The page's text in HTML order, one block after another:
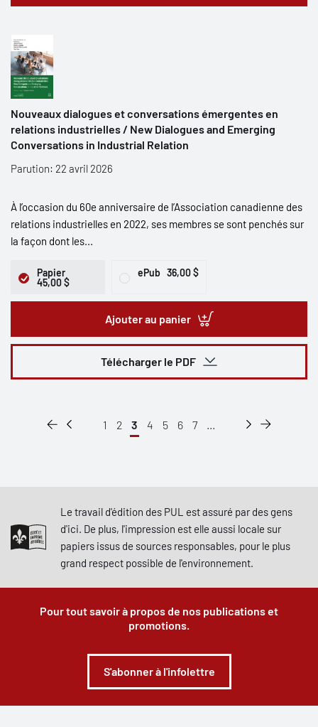
Nouveaux dialogues et conversations émergentes en
relations industrielles / New Dialogues and Emerging
Conversations in Industrial Relation
Parution: 22 avril 2026
À l’occasion du 60e anniversaire de l’Association canadienne des
relations industrielles en 2022, ses membres se sont penchés sur
la façon dont les...
Papier
45,00 $
ePub 36,00 $
Ajouter au panier
Télécharger le PDF
1 2 3 4 5 6 7 ...
Le travail d'édition des PUL est assuré par des gens
d'ici. De plus, l'impression est elle aussi locale sur
papiers issus de sources responsables, pour le plus
grand respect possible de l'environnement.
Pour tout savoir à propos de nos publications et
promotions.
S'abonner à l'infolettre